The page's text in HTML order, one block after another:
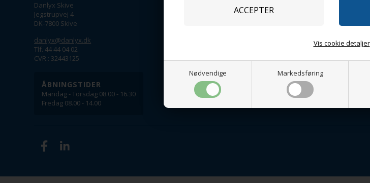
Nødvendige Markedsføring
Vis cookie detaljer
Danlyx Skive
Jegstrupvej 4
DK-7800 Skive
danlyx@danlyx.dk
Tlf. 44 44 04 02
CVR.: 32443125
ÅBNINGSTIDER
Mandag - Torsdag 08.00 - 16.30
Fredag 08.00 - 14.00
Handelsbetingelser